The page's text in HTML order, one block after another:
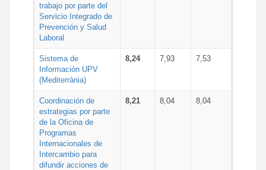
trabajo por parte del
Servicio Integrado de
Prevención y Salud
Laboral
Sistema de
Información UPV
(Mediterrània)
8,24 7,93 7,53
Coordinación de
estrategias por parte
de la Oficina de
Programas
Internacionales de
Intercambio para
difundir acciones de
8,21 8,04 8,04